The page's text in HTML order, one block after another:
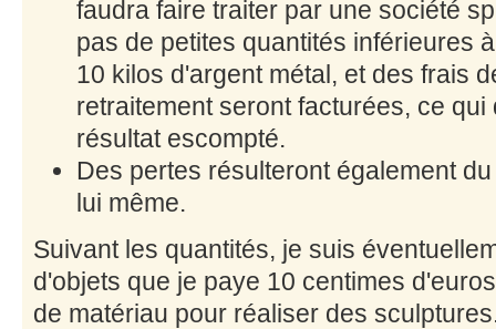
faudra faire traiter par une société
pas de petites quantités inférieures
10 kilos d'argent métal, et des frais
retraitement seront facturées, ce
résultat escompté.
Des pertes résulteront également
lui même.
Suivant les quantités, je suis
d'objets que je paye 10 centimes
de matériau pour réaliser des